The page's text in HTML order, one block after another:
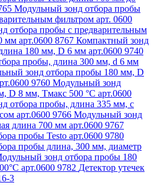
Модульный зонд отбора пробы
фильтром арт. 0600
отбора пробы с предварительным
мм арт.0600 8767 Компактный зонд
180 мм, D 6 мм арт.0600 9740
пробы, длина 300 мм, d 6 мм
зонд отбора пробы 180 мм, D
9760 Модульный зонд
D 8 мм, Tмакс 500 °C арт.0600
отбора пробы, длина 335 мм, с
арт.0600 9766 Модульный зонд
длина 700 мм арт.0600 9767
пробы Testo арт.0600 9780
пробы длина, 300 мм, диаметр
зонд отбора пробы 180
арт.0600 9782 Детектор утечек
3